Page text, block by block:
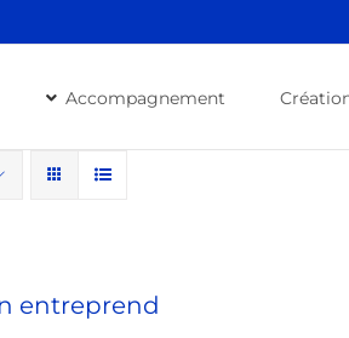
Accompagnement
entreprend